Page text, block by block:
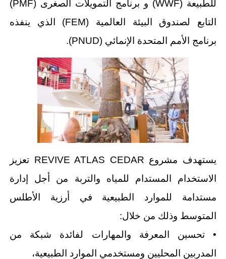
للطبيعة (WWF) و برنامج التمويلات الصغرى (PMF)
التابع لصندوق البيئة العالمية (FEM) الذي ينفذه
برنامج الأمم المتحدة الإنمائي (PNUD).
يستهدف مشروع REVIVE ATLAS CEDAR تعزيز
الاستخدام المستدام للمياه والتربة من أجل إدارة
مستدامة للموارد الطبيعية في أرزية الأطلس
المتوسط وذلك من خلال:
• تحسين المعرفة والمهارات لفائدة شبكة من
المدربين المحليين ومستخدمي الموارد الطبيعية،